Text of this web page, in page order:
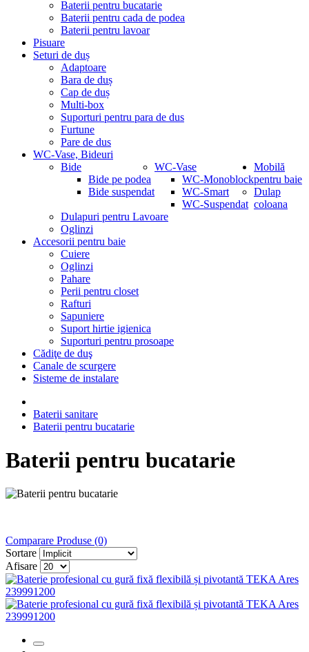
Baterii pentru bucatarie
Baterii pentru cada de podea
Baterii pentru lavoar
Pisuare
Seturi de duș
Adaptoare
Bara de duș
Cap de duș
Multi-box
Suporturi pentru para de dus
Furtune
Pare de dus
WC-Vase, Bideuri
Bide
Bide pe podea
Bide suspendat
WC-Vase
WC-Monoblock
WC-Smart
WC-Suspendat
Mobilă
pentru baie
Dulap
coloana
Dulapuri pentru Lavoare
Oglinzi
Accesorii pentru baie
Cuiere
Oglinzi
Pahare
Perii pentru closet
Rafturi
Sapuniere
Suport hirtie igienica
Suporturi pentru prosoape
Cădiţe de duş
Canale de scurgere
Sisteme de instalare
Baterii sanitare
Baterii pentru bucatarie
Baterii pentru bucatarie
Comparare Produse (0)
Sortare
Afisare